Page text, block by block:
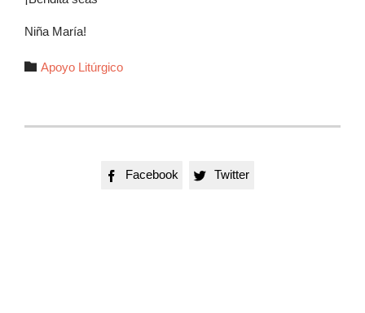
Niña María!
 Autor
Apoyo Litúrgico
 Facebook  Twitter